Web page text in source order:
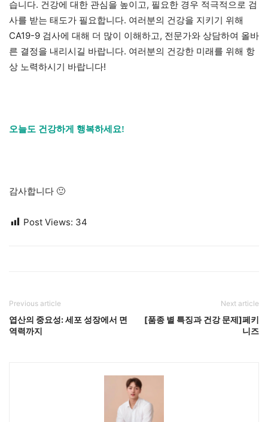
습니다. 건강에 대한 관심을 높이고, 필요한 경우 적극적으로 검
사를 받는 태도가 필요합니다. 여러분의 건강을 지키기 위해
CA19-9 검사에 대해 더 많이 이해하고, 전문가와 상담하여 올바
른 결정을 내리시길 바랍니다. 여러분의 건강한 미래를 위해 항
상 노력하시기 바랍니다!
오늘도 건강하게 행복하세요!
감사합니다 🙂
Post Views: 34
Previous article
엽산의 중요성: 세포 성장에서 면
역력까지
Next article
[품종 별 특징과 건강 문제]페키
니즈